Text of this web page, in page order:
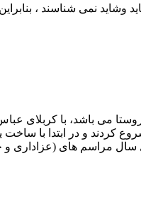
وشاید نمی شناسند ،
روستا می باشد، با
و در ابتدا با ساخت یک
سال مراسم های